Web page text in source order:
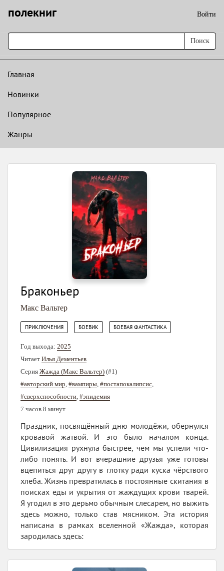
полекниг Войти
Поиск
Главная
Новинки
Популярное
Жанры
Браконьер
Макс Вальтер
ПРИКЛЮЧЕНИЯ БОЕВИК БОЕВАЯ ФАНТАСТИКА
Год выхода: 2025
Читает Илья Дементьев
Серия Жажда (Макс Вальтер) (#1)
#авторский мир #вампиры #постапокалипсис
#сверхспособности #эпидемия
7 часов 8 минут
Праздник, посвящённый дню молодёжи, обернулся
кровавой жатвой. И это было началом конца.
Цивилизация рухнула быстрее, чем мы успели что-
либо понять. И вот вчерашние друзья уже готовы
вцепиться друг другу в глотку ради куска чёрствого
хлеба. Жизнь превратилась в постоянные скитания в
поисках еды и укрытия от жаждущих крови тварей.
Я угодил в это дерьмо обычным слесарем, но выжить
здесь можно, только став мясником. Эта история
написана в рамках вселенной «Жажда», которая
зародилась здесь: